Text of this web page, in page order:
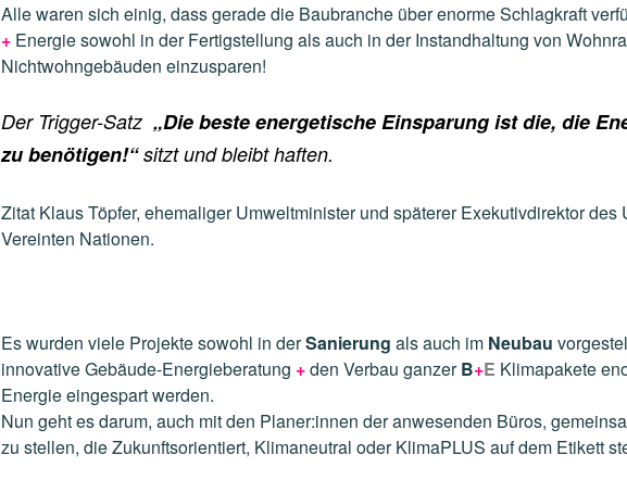
Alle waren sich einig, dass gerade die Baubranche über enorme Schlagkraft
+ Energie sowohl in der Fertigstellung als auch in der Instandhaltung von
Nichtwohngebäuden einzusparen!
Der Trigger-Satz „Die beste energetische Einsparung ist die, die
zu benötigen!“sitzt und bleibt haften.
Zitat Klaus Töpfer, ehemaliger Umweltminister und späterer Exekutivdirektor des
Vereinten Nationen.
Es wurden viele Projekte sowohl in derSanierung als auch im Neubau
innovative Gebäude-Energieberatung +den Verbau ganzerB+E Klimapakete
Energie eingespart werden.
Nun geht es darum, auch mitden Planer:innen deranwesenden Büros,
zu stellen, die Zukunftsorientiert, Klimaneutral oder KlimaPLUS auf dem Etikett